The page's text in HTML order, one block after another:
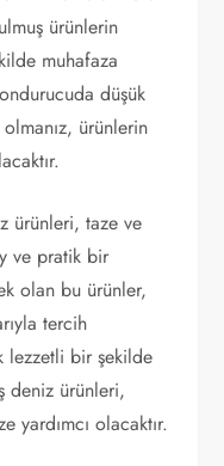
ürünlerin
muhafaza
düşük
olmanız, ürünlerin
ürünleri, taze ve
ve pratik bir
olan bu ürünler,
tercih
lezzetli bir şekilde
deniz ürünleri,
yardımcı olacaktır.